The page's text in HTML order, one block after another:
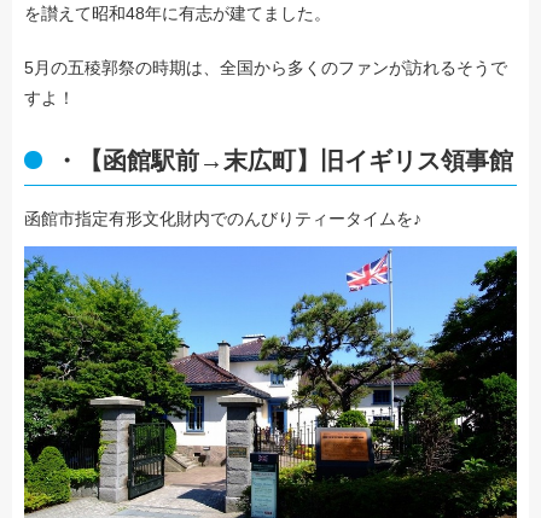
を讃えて昭和48年に有志が建てました。
5月の五稜郭祭の時期は、全国から多くのファンが訪れるそうで
すよ！
・【函館駅前→末広町】旧イギリス領事館
函館市指定有形文化財内でのんびりティータイムを♪